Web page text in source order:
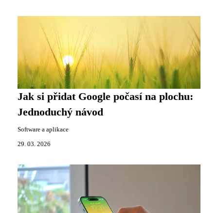
Jak si přidat Google počasí na plochu:
Jednoduchý návod
Software a aplikace
29. 03. 2026